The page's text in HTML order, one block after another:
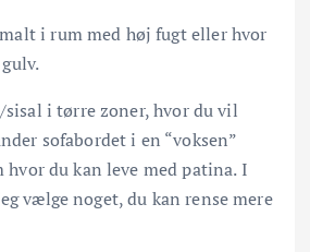
i rum med høj fugt eller hvor
i tørre zoner, hvor du vil
sofabordet i en “voksen”
du kan leve med patina. I
vælge noget, du kan rense mere